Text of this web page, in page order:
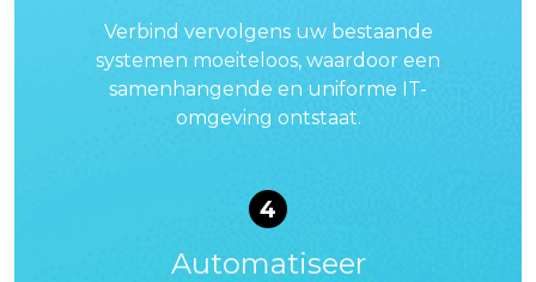
Verbind vervolgens uw bestaande
systemen moeiteloos, waardoor een
samenhangende en uniforme IT-
omgeving ontstaat.
4
Automatiseer